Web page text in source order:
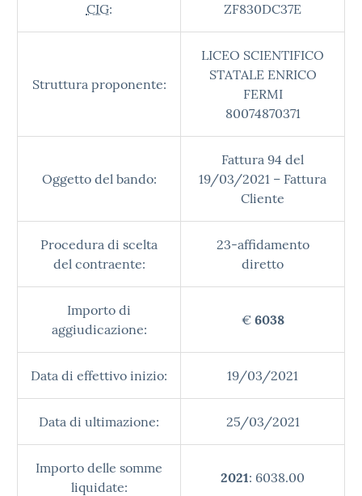
CIG: ZF830DC37E
Struttura proponente:
LICEO SCIENTIFICO
STATALE ENRICO
FERMI
80074870371
Oggetto del bando:
Fattura 94 del
19/03/2021 – Fattura
Cliente
Procedura di scelta
del contraente:
23-affidamento
diretto
Importo di
aggiudicazione:
€ 6038
Data di effettivo inizio: 19/03/2021
Data di ultimazione: 25/03/2021
Importo delle somme
liquidate:
2021: 6038.00